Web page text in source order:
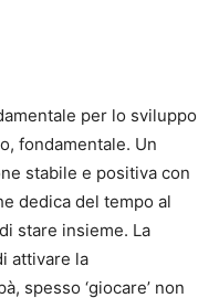
per lo sviluppo
fondamentale. Un
stabile e positiva con
dedica del tempo al
stare insieme. La
attivare la
spesso ‘giocare’ non